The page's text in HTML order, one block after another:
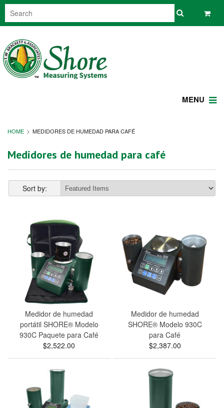
MENU
HOME MEDIDORES DE HUMEDAD PARA CAFÉ
Medidores de humedad para café
Sort by:
Medidor de humedad
portátil SHORE® Modelo
930C Paquete para Café
$2,522.00
Medidor de humedad
SHORE® Modelo 930C
para Café
$2,387.00